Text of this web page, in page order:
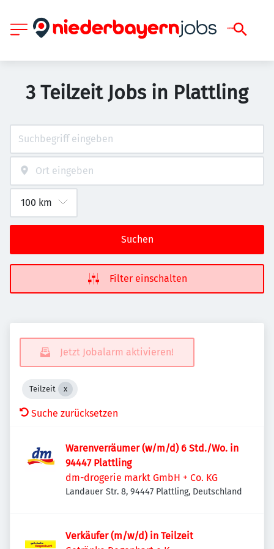
3 Teilzeit Jobs in Plattling
Suchen
Filter einschalten
Jetzt Jobalarm aktivieren!
Teilzeit
Suche zurücksetzen
Warenverräumer (w/m/d) 6 Std./Wo. in
94447 Plattling
dm-drogerie markt GmbH + Co. KG
Landauer Str. 8, 94447 Plattling, Deutschland
Verkäufer (m/w/d) in Teilzeit